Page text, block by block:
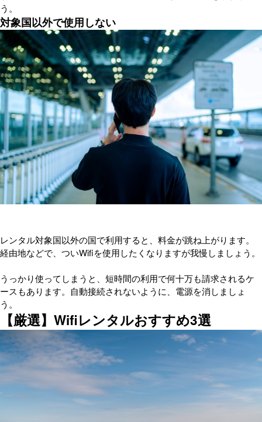
う。
対象国以外で使用しない
レンタル対象国以外の国で利用すると、料金が跳ね上がります。
経由地などで、ついWifiを使用したくなりますが我慢しましょう。
うっかり使ってしまうと、短時間の利用で何十万も請求されるケ
ースもあります。自動接続されないように、電源を消しましょ
う。
【厳選】Wifiレンタルおすすめ3選